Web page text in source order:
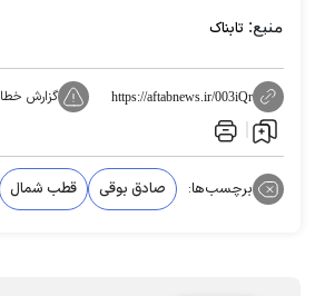
منبع: تابناک
https://aftabnews.ir/003iQr گزارش خطا
برچسب‌ها: صادق بوقی قطب شمال